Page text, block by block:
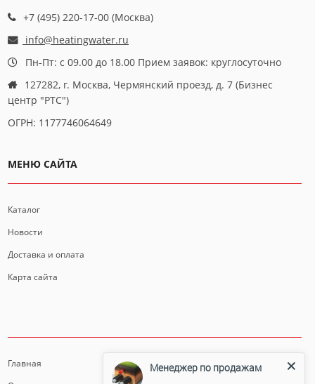
+7 (495) 220-17-00 (Москва)
info@heatingwater.ru
Пн-Пт: с 09.00 до 18.00 Прием заявок: круглосуточно
127282, г. Москва, Чермянский проезд, д. 7 (Бизнес
центр "РТС")
ОГРН: 1177746064649
МЕНЮ САЙТА
Каталог
Новости
Доставка и оплата
Карта сайта
Главная
Менеджер по продажам